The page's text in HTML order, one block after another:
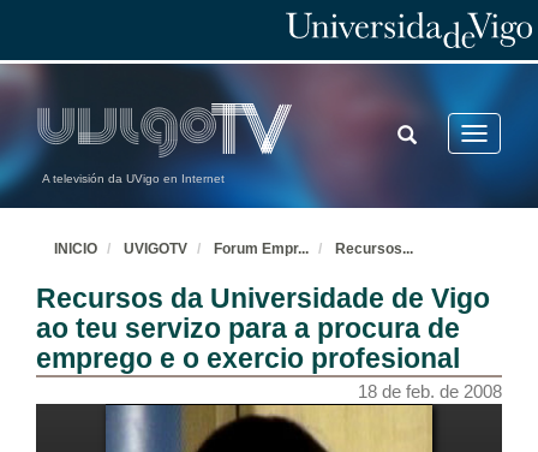
A televisión da UVigo en Internet
Toggle
TOGGLE
SEARCH
INICIO UVIGOTV Forum Empr... Recursos...
Recursos da Universidade de Vigo
ao teu servizo para a procura de
emprego e o exercio profesional
18 de feb. de 2008